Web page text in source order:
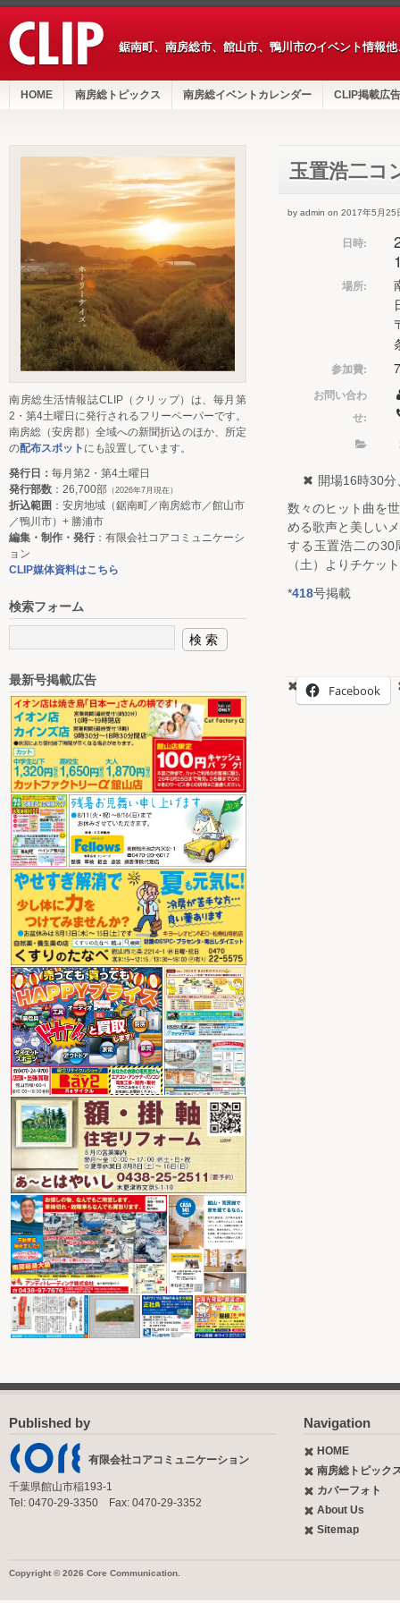
鋸南町、南房総市、館山市、鴨川市のイベント情報
HOME 南房総トピックス 南房総イベントカレンダー CLIP掲載広告
玉置浩二コ
by admin on 2017年5月25
日時:
場所:
参加費:
お問い合わ
せ:
開場16時30
数々のヒット曲を
める歌声と美しい
する玉置浩二の30
（土）よりチケッ
*418号掲載
Facebook
南房総生活情報誌CLIP（クリップ）は、毎月第
2・第4土曜日に発行されるフリーペーパーです。
南房総（安房郡）全域への新聞折込のほか、所定
の配布スポット にも設置しています。
発行日： 毎月第2・第4土曜日
発行部数 ：26,700部 （2026年7月現在）
折込範囲 ：安房地域（鋸南町／南房総市／館山市
／鴨川市）+ 勝浦市
編集・制作・発行：有限会社コアコミュニケーシ
ョン
CLIP媒体資料はこちら
検索フォーム
最新号掲載広告
Published by
有限会社コアコミュニケーション
千葉県館山市稲193-1
Tel: 0470-29-3350 Fax: 0470-29-3352
Navigation
HOME
南房総トピック
カバーフォト
About Us
Sitemap
Copyright © 2026 Core Communication.